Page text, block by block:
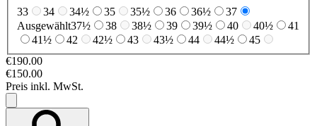
33
34 34½ 35 35½ 36 36½
37
Ausgewählt37½ 38 38½ 39 39½ 40 40½
41
41½
42 42½ 43 43½ 44 44½
45
€190.00
€150.00
Preis inkl. MwSt.